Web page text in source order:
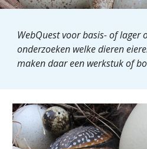
WebQuest voor basis- of lager
onderzoeken welke dieren
maken daar een werkstuk of